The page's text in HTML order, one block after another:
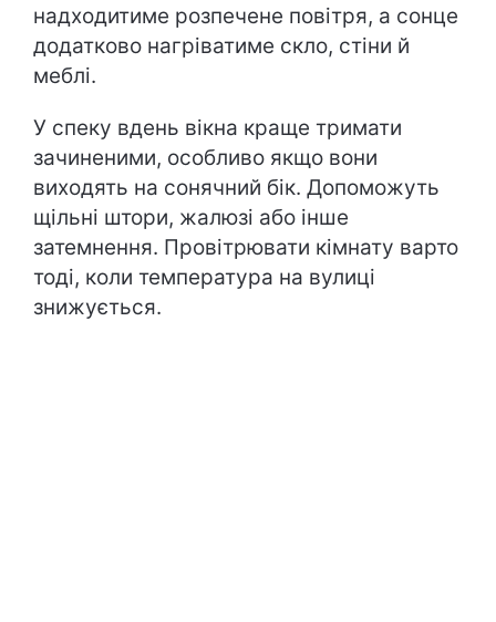
надходитиме розпечене повітря, а сонце
додатково нагріватиме скло, стіни й
меблі.
У спеку вдень вікна краще тримати
зачиненими, особливо якщо вони
виходять на сонячний бік. Допоможуть
щільні штори, жалюзі або інше
затемнення. Провітрювати кімнату варто
тоді, коли температура на вулиці
знижується.